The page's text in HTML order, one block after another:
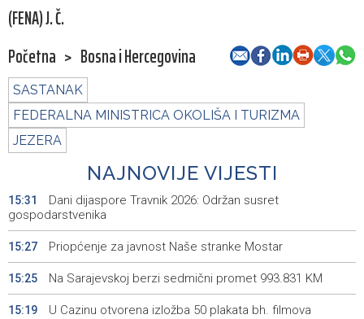
(FENA) J. Č.
Početna > Bosna i Hercegovina
SASTANAK
FEDERALNA MINISTRICA OKOLIŠA I TURIZMA
JEZERA
NAJNOVIJE VIJESTI
15:31
Dani dijaspore Travnik 2026: Održan susret
gospodarstvenika
15:27 Priopćenje za javnost Naše stranke Mostar
15:25 Na Sarajevskoj berzi sedmični promet 993.831 KM
15:19 U Cazinu otvorena izložba 50 plakata bh. filmova